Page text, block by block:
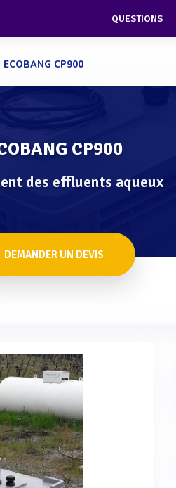
QUESTIONS
ECOBANG CP900
CP900
des effluents aqueux
DEMANDER UN DEVIS